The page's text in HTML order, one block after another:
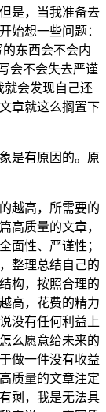
是，当我准备去
始想一些问题：
东西会不会内
会不会失去严谨
就会发现自己还
章就这么搁置下
是有原因的。原
越高，所需要的
高质量的文章，
面性、严谨性；
整理总结自己的
构，按照合理的
高，花费的精力
没有任何利益上
么愿意给未来的
做一件没有收益
质量的文章注定
剩，我是无法具